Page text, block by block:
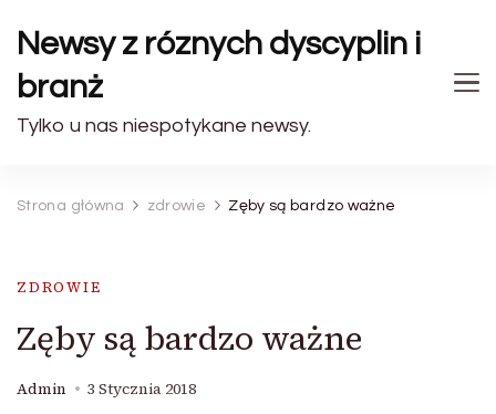
Newsy z róznych dyscyplin i
branż
Tylko u nas niespotykane newsy.
Strona główna zdrowie Zęby są bardzo ważne
ZDROWIE
Zęby są bardzo ważne
Admin 3 Stycznia 2018